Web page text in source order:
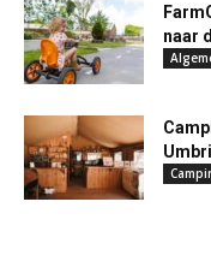
naar